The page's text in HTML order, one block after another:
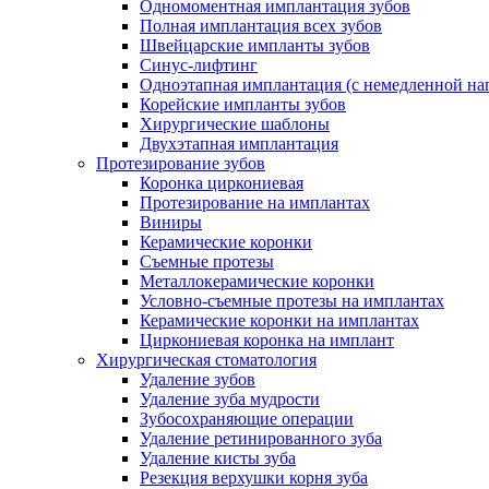
Одномоментная имплантация зубов
Полная имплантация всех зубов
Швейцарские импланты зубов
Синус-лифтинг
Одноэтапная имплантация (с немедленной
Корейские импланты зубов
Хирургические шаблоны
Двухэтапная имплантация
Протезирование зубов
Коронка циркониевая
Протезирование на имплантах
Виниры
Керамические коронки
Съемные протезы
Металлокерамические коронки
Условно-съемные протезы на имплантах
Керамические коронки на имплантах
Циркониевая коронка на имплант
Хирургическая стоматология
Удаление зубов
Удаление зуба мудрости
Зубосохраняющие операции
Удаление ретинированного зуба
Удаление кисты зуба
Резекция верхушки корня зуба